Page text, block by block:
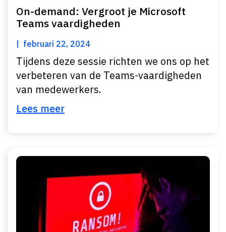
On-demand: Vergroot je Microsoft
Teams vaardigheden
februari 22, 2024
Tijdens deze sessie richten we ons op het
verbeteren van de Teams-vaardigheden
van medewerkers.
Lees meer